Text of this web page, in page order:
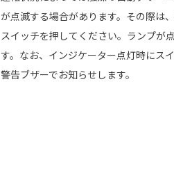
が点滅する場合があります。その際は
スイッチを押してください。ランプが
す。なお、インジケーター点灯時にス
警告ブザーでお知らせします。